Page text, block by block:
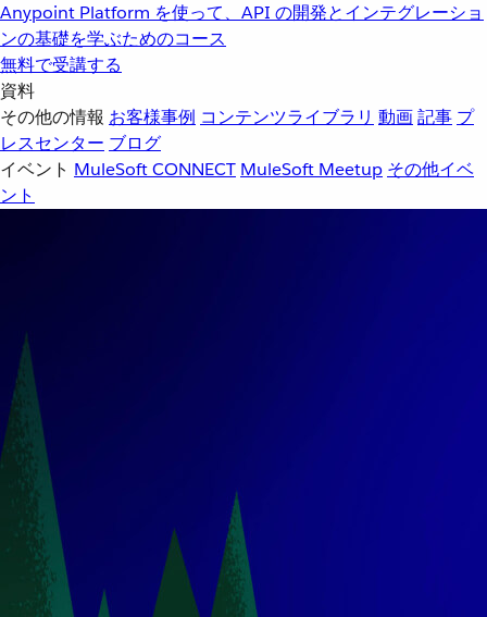
Anypoint Platform を使って、API の開発とインテグレーショ
ンの基礎を学ぶためのコース
無料で受講する
資料
その他の情報 お客様事例 コンテンツライブラリ 動画記事 プ
レスセンター ブログ
イベント MuleSoft CONNECT MuleSoft Meetup その他イベ
ント